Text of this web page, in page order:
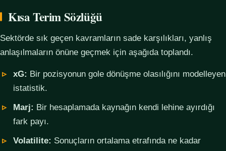
Kısa Terim Sözlüğü
Sektörde sık geçen kavramların sade karşılıkları, yanlış
anlaşılmaların önüne geçmek için aşağıda toplandı.
xG: Bir pozisyonun gole dönüşme olasılığını modelleyen
istatistik.
Marj: Bir hesaplamada kaynağın kendi lehine ayırdığı
fark payı.
Volatilite: Sonuçların ortalama etrafında ne kadar